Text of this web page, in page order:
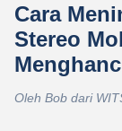
Cara
Stereo
Oleh Bob dari